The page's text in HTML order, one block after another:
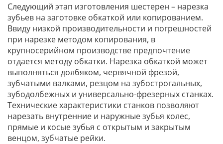
Следующий этап изготовления шестерен – нарезка
зубьев на заготовке обкаткой или копированием.
Ввиду низкой производительности и погрешностей
при нарезке методом копирования, в
крупносерийном производстве предпочтение
отдается методу обкатки. Нарезка обкаткой может
выполняться долбяком, червячной фрезой,
зубчатыми валками, резцом на зубострогальных,
зубодолбежных и универсально-фрезерных станках.
Технические характеристики станков позволяют
нарезать внутренние и наружные зубья колес,
прямые и косые зубья с открытым и закрытым
венцом, зубчатые рейки.